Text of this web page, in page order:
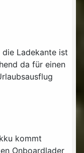
Ladekante ist
da für einen
kommt
Onboardlader